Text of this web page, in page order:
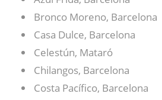
Bronco Moreno, Barcelona
Casa Dulce, Barcelona
Celestún, Mataró
Chilangos, Barcelona
Costa Pacífico, Barcelona